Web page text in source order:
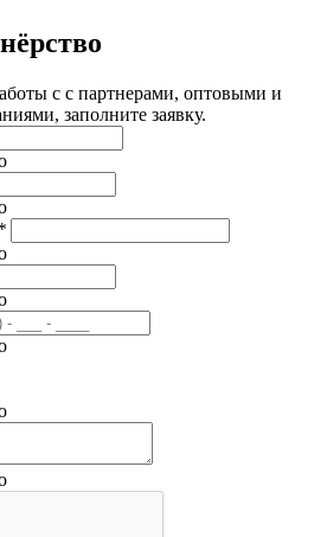
с с партнерами, оптовыми и
заполните заявку.